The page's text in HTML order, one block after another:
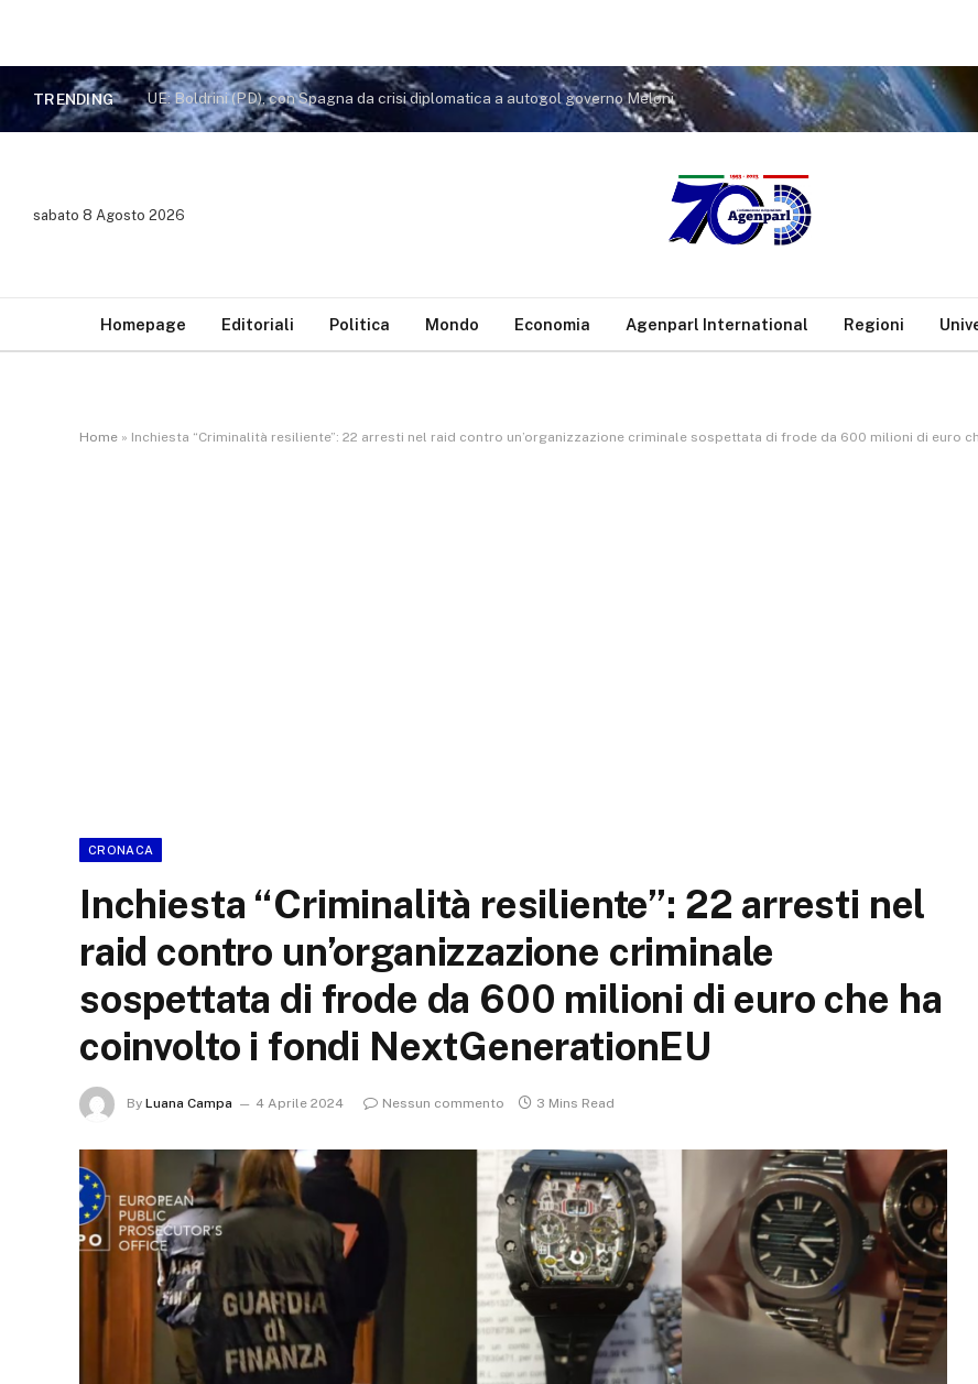
TRENDING UE: Boldrini (PD), con Spagna da crisi diplomatica a autogol governo Meloni
sabato 8 Agosto 2026
Homepage Editoriali Politica Mondo Economia Agenparl International Regioni
Home » Inchiesta “Criminalità resiliente”: 22 arresti nel raid contro un’organizzazione criminale sospettata di frode da 600 milioni di euro
CRONACA
Inchiesta “Criminalità resiliente”: 22 arresti nel
raid contro un’organizzazione criminale
sospettata di frode da 600 milioni di euro che ha
coinvolto i fondi NextGenerationEU
By Luana Campa 4 Aprile 2024 Nessun commento 3 Mins Read